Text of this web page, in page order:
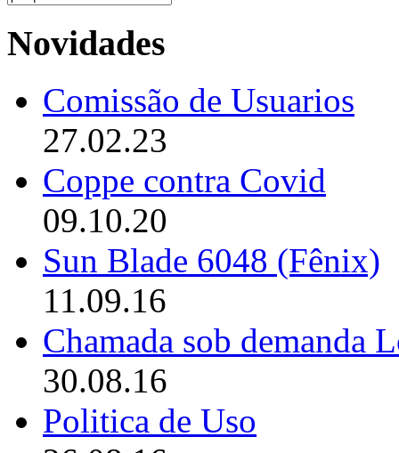
Novidades
Comissão de Usuarios
27.02.23
Coppe contra Covid
09.10.20
Sun Blade 6048 (Fênix)
11.09.16
Chamada sob demanda
30.08.16
Politica de Uso